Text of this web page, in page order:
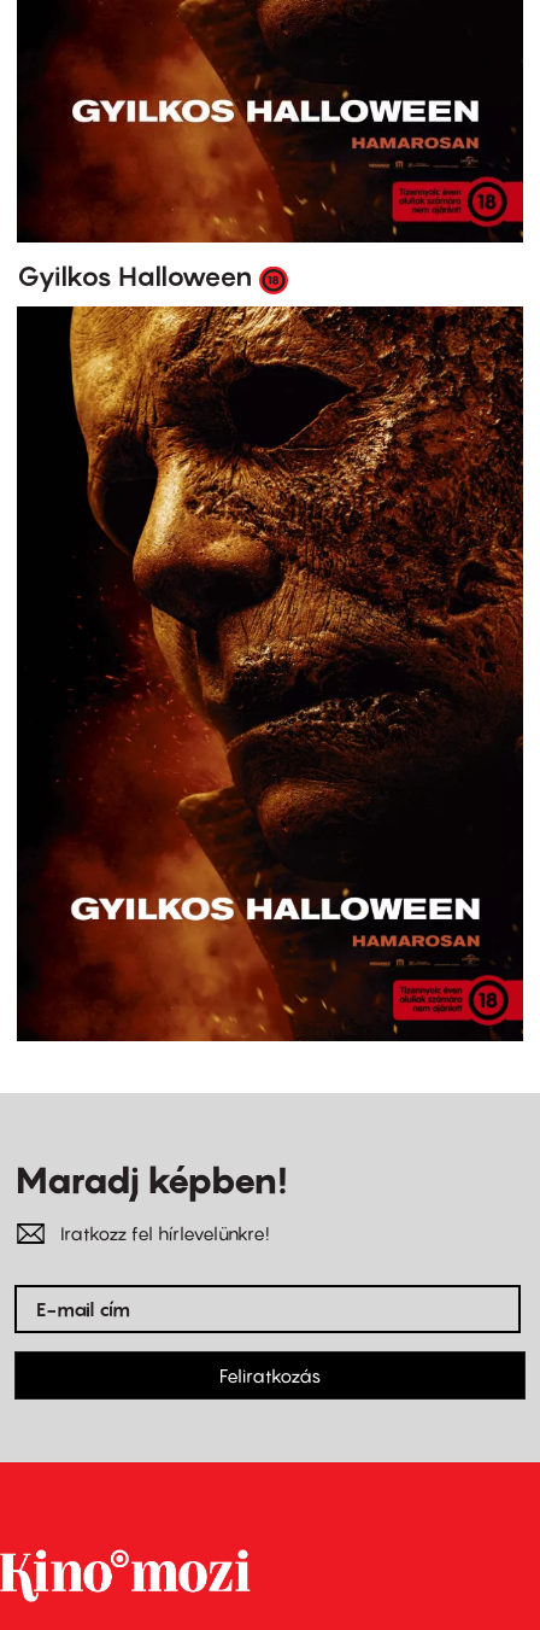
Gyilkos Halloween
Maradj képben!
Iratkozz fel hírlevelünkre!
Feliratkozás